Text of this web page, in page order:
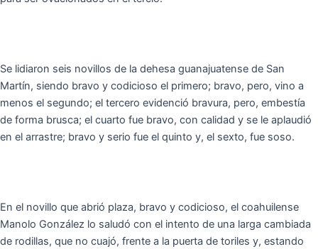
Se lidiaron seis novillos de la dehesa guanajuatense de San
Martín, siendo bravo y codicioso el primero; bravo, pero, vino a
menos el segundo; el tercero evidenció bravura, pero, embestía
de forma brusca; el cuarto fue bravo, con calidad y se le aplaudió
en el arrastre; bravo y serio fue el quinto y, el sexto, fue soso.
En el novillo que abrió plaza, bravo y codicioso, el coahuilense
Manolo González lo saludó con el intento de una larga cambiada
de rodillas, que no cuajó, frente a la puerta de toriles y, estando